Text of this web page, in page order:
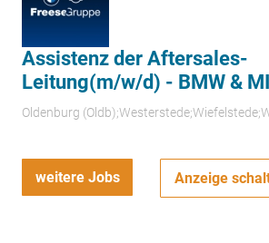
Assistenz der Aftersales-
Leitung(m/w/d) - BMW &
Oldenburg
weitere Jobs Anzeige